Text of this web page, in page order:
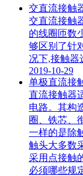
交直流接触
交直流接触
的线圈匝数
够区别了针
况下,接触
2019-10-29
单极直流接
直流接触器
电路。其构
圈、铁芯、
一样的是除
触头大多数
采用点接触
必须哪些规